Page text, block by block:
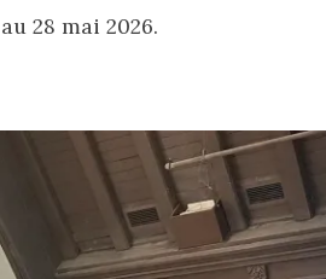
28 mai 2026.